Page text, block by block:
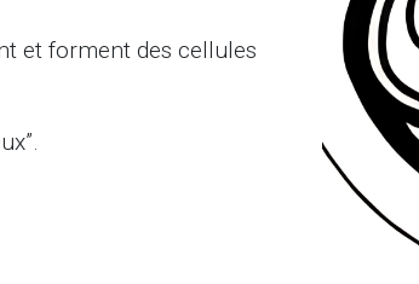
et forment des cellules